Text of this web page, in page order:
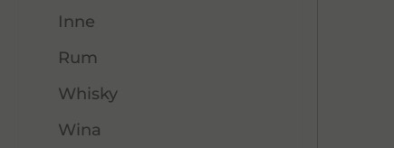
Inne
Rum
Whisky
Wina